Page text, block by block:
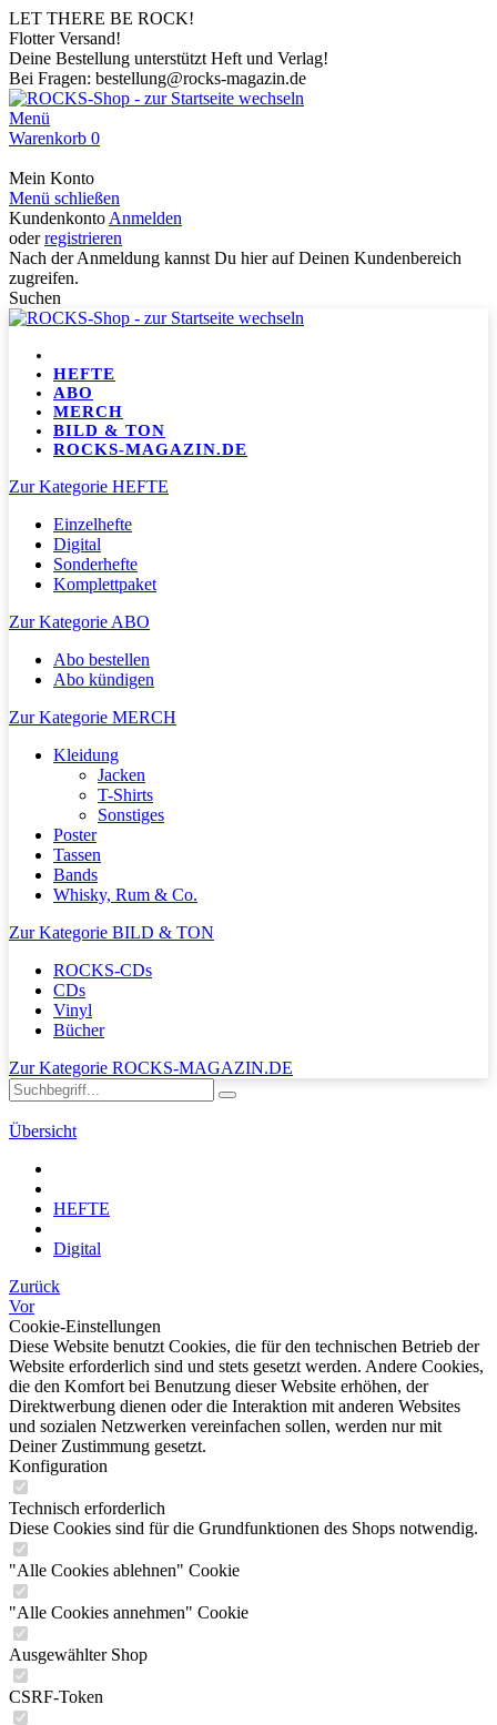
LET THERE BE ROCK!
Flotter Versand!
Deine Bestellung unterstützt Heft und Verlag!
Bei Fragen: bestellung@rocks-magazin.de
Menü
Warenkorb 0
Mein Konto
Menü schließen
Kundenkonto Anmelden
oderregistrieren
Nach der Anmeldung kannst Du hier auf Deinen Kundenbereich
zugreifen.
Suchen
HEFTE
ABO
MERCH
BILD & TON
ROCKS-MAGAZIN.DE
Zur Kategorie HEFTE
Einzelhefte
Digital
Sonderhefte
Komplettpaket
Zur Kategorie ABO
Abo bestellen
Abo kündigen
Zur Kategorie MERCH
Kleidung
Jacken
T-Shirts
Sonstiges
Poster
Tassen
Bands
Whisky, Rum & Co.
Zur Kategorie BILD & TON
ROCKS-CDs
CDs
Vinyl
Bücher
Zur Kategorie ROCKS-MAGAZIN.DE
Übersicht
HEFTE
Digital
Zurück
Vor
Cookie-Einstellungen
Diese Website benutzt Cookies, die für den technischen Betrieb der
Website erforderlich sind und stets gesetzt werden. Andere Cookies,
die den Komfort bei Benutzung dieser Website erhöhen, der
Direktwerbung dienen oder die Interaktion mit anderen Websites
und sozialen Netzwerken vereinfachen sollen, werden nur mit
Deiner Zustimmung gesetzt.
Konfiguration
Technisch erforderlich
Diese Cookies sind für die Grundfunktionen des Shops notwendig.
"Alle Cookies ablehnen" Cookie
"Alle Cookies annehmen" Cookie
Ausgewählter Shop
CSRF-Token